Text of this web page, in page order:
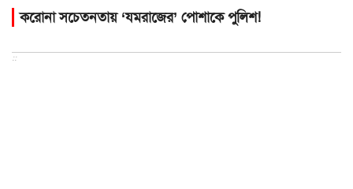
করোনা সচেতনতায় ‘যমরাজের’ পোশাকে পুলিশ!
::